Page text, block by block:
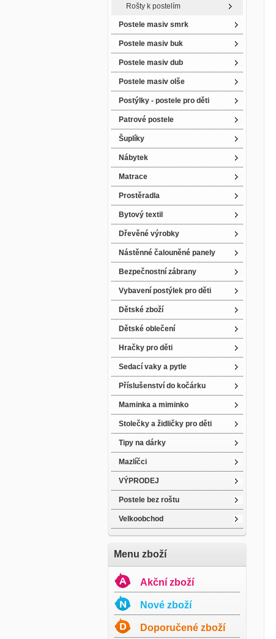
Rošty k postelím
Postele masiv smrk
Postele masiv buk
Postele masiv dub
Postele masiv olše
Postýlky - postele pro děti
Patrové postele
Šuplíky
Nábytek
Matrace
Prostěradla
Bytový textil
Dřevěné výrobky
Nástěnné čalouněné panely
Bezpečnostní zábrany
Vybavení postýlek pro děti
Dětské zboží
Dětské oblečení
Hračky pro děti
Sedací vaky a pytle
Příslušenství do kočárku
Maminka a miminko
Stolečky a židličky pro děti
Tipy na dárky
Mazlíčci
VÝPRODEJ
Postele bez roštu
Velkoobchod
Menu zboží
Akční zboží
Nové zboží
Doporučené zboží